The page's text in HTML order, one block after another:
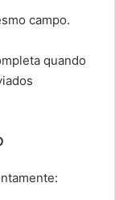
campo.
quando